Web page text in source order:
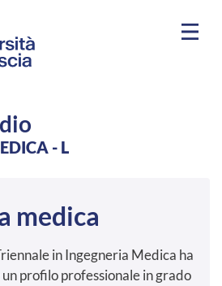
- L
medica
in Ingegneria Medica ha
profilo professionale in grado